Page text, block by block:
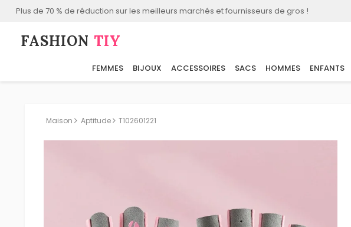
Plus de 70 % de réduction sur les meilleurs marchés et fournisseurs de gros !
FASHION⁠ TIY
FEMMES BIJOUX ACCESSOIRES SACS HOMMES ENFANTS
Maison Aptitude T102601221